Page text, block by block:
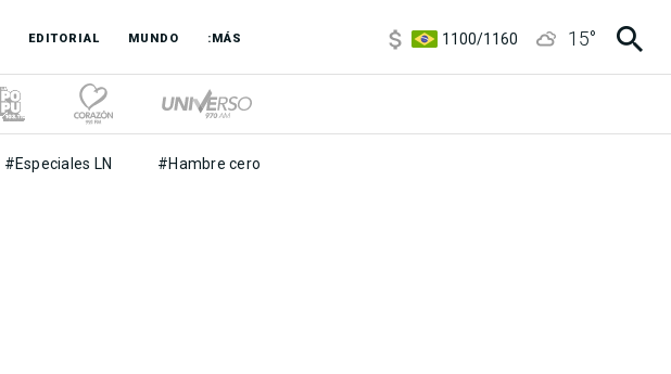
EDITORIAL MUNDO :MÁS
1100/1160
15°
#Especiales LN #Hambre cero